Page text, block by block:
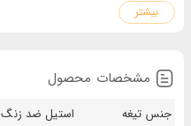
امکان اصلاح فید با اهرم تنظیم ارتفاع
همراه با کیف حمل مقاوم و کامل ترین لوازم جانبی
بیشتر
مشخصات محصول
جنس تیغه
استیل ضد زنگ